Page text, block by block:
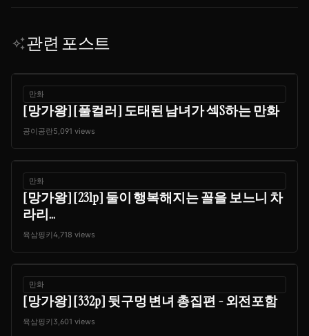
auto_awesome관련 포스트
만화
[망가왕] [풀컬러] 도태된 남녀가 섹S하는 만화
공이공란5,091 views
만화
[망가왕] [231p] 둘이 행복해지는 꼴을 보느니 차
라리...
육삼핑키4,718 views
만화
[망가왕] [332p] 뒷구멍 변녀 총집편 - 외전포함
육삼핑키 3,601 views